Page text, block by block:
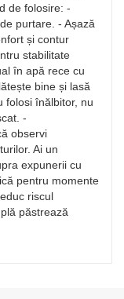
de folosire: -
purtare. - Așază
și contur
stabilitate
în apă rece cu
bine și lasă
folosi înălbitor, nu
-
observi
Ai un
expunerii cu
pentru momente
riscul
păstrează